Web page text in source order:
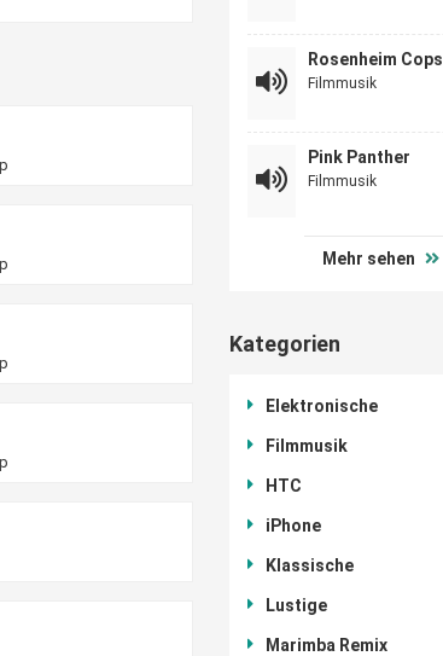
Rosenheim Cops
Filmmusik
Pink Panther
Filmmusik
Mehr sehen
Kategorien
Elektronische
Filmmusik
HTC
iPhone
Klassische
Lustige
Marimba Remix